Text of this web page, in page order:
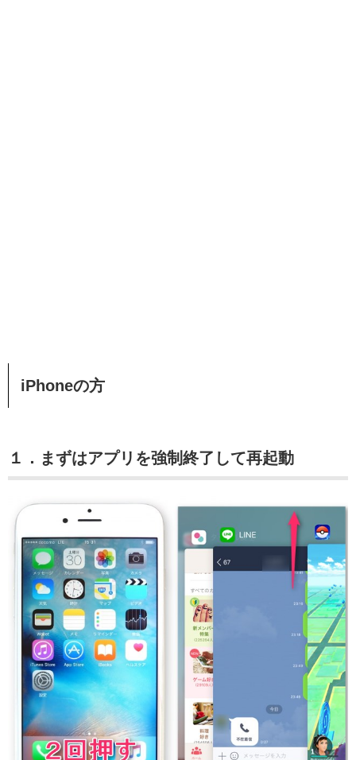
iPhoneの方
１．まずはアプリを強制終了して再起動